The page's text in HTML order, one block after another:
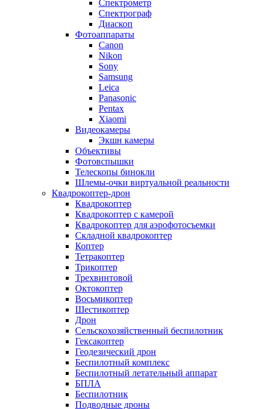
Спектрометр
Спектрограф
Диаскоп
Фотоаппараты
Canon
Nikon
Sony
Samsung
Leica
Panasonic
Pentax
Xiaomi
Видеокамеры
Экшн камеры
Объективы
Фотовспышки
Телескопы бинокли
Шлемы-очки виртуальной реальности
Квадрокоптер-дрон
Квадрокоптер
Квадрокоптер с камерой
Квадрокоптер для аэрофотосъемки
Складной квадрокоптер
Коптер
Тетракоптер
Трикоптер
Трехвинтовой
Октокоптер
Восьмикоптер
Шестикоптер
Дрон
Сельскохозяйственный беспилотник
Гексакоптер
Геодезический дрон
Беспилотный комплекс
Беспилотный летательный аппарат
БПЛА
Беспилотник
Подводные дроны